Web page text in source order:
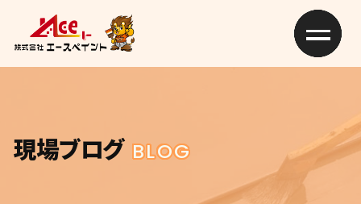
現場ブログ BLOG